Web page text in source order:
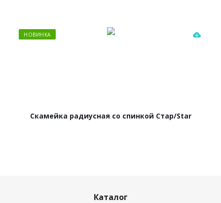
НОВИНКА
Скамейка радиусная со спинкой Стар/Star
Каталог